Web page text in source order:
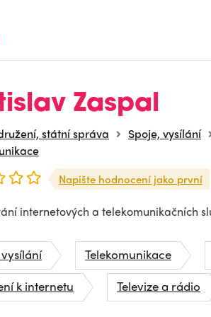
Zaspal
státní správa
Spoje, vysílání
Napište hodnocení jako první
internetových a telekomunikačních
Telekomunikace
k internetu
Televize a rádio